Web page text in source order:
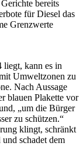
bereits
für Diesel das
Grenzwerte
liegt, kann es in
Umweltzonen zu
Nach Aussage
blauen Plakette vor
„um die Bürger
zu schützen.“
klingt, schränkt
schadet dem